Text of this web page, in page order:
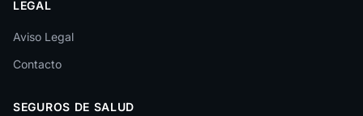
Málaga
Melilla
Murcia
LEGAL
Aviso Legal
Contacto
SEGUROS DE SALUD